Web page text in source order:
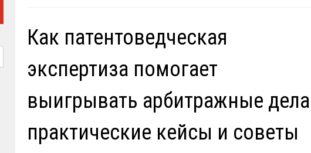
Как патентоведческая
экспертиза помогает
выигрывать арбитражные
практические кейсы и советы